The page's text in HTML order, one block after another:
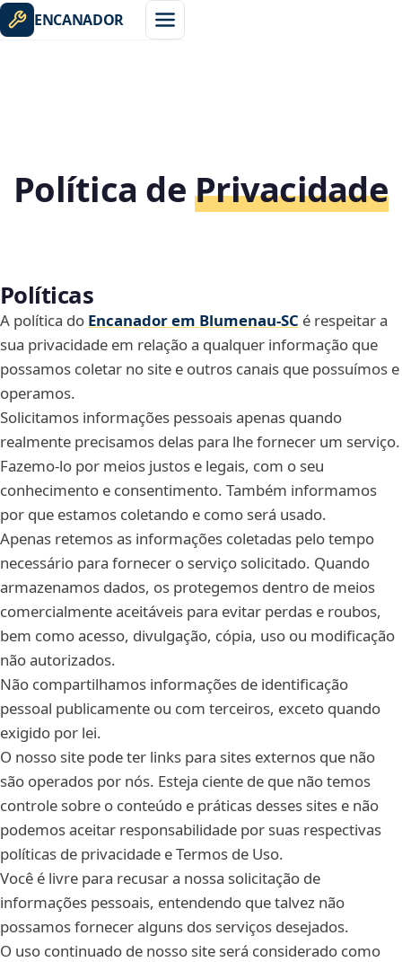
ENCANADOR
Política dePrivacidade
Políticas
A política do Encanador em Blumenau‑SC é respeitar a
sua privacidade em relação a qualquer informação que
possamos coletar no site e outros canais que possuímos e
operamos.
Solicitamos informações pessoais apenas quando
realmente precisamos delas para lhe fornecer um serviço.
Fazemo-lo por meios justos e legais, com o seu
conhecimento e consentimento. Também informamos
por que estamos coletando e como será usado.
Apenas retemos as informações coletadas pelo tempo
necessário para fornecer o serviço solicitado. Quando
armazenamos dados, os protegemos dentro de meios
comercialmente aceitáveis para evitar perdas e roubos,
bem como acesso, divulgação, cópia, uso ou modificação
não autorizados.
Não compartilhamos informações de identificação
pessoal publicamente ou com terceiros, exceto quando
exigido por lei.
O nosso site pode ter links para sites externos que não
são operados por nós. Esteja ciente de que não temos
controle sobre o conteúdo e práticas desses sites e não
podemos aceitar responsabilidade por suas respectivas
políticas de privacidade e Termos de Uso.
Você é livre para recusar a nossa solicitação de
informações pessoais, entendendo que talvez não
possamos fornecer alguns dos serviços desejados.
O uso continuado de nosso site será considerado como